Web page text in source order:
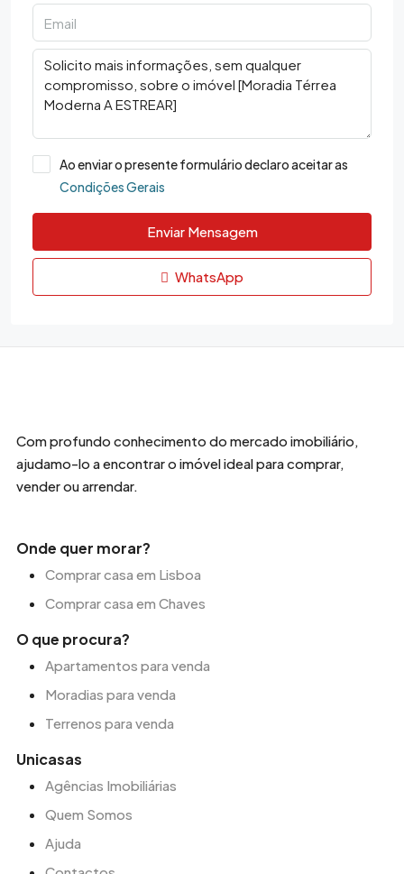
Ao enviar o presente formulário declaro aceitar as
Condições Gerais
Enviar Mensagem
WhatsApp
Com profundo conhecimento do mercado imobiliário,
ajudamo-lo a encontrar o imóvel ideal para comprar,
vender ou arrendar.
Onde quer morar?
Comprar casa em Lisboa
Comprar casa em Chaves
O que procura?
Apartamentos para venda
Moradias para venda
Terrenos para venda
Unicasas
Agências Imobiliárias
Quem Somos
Ajuda